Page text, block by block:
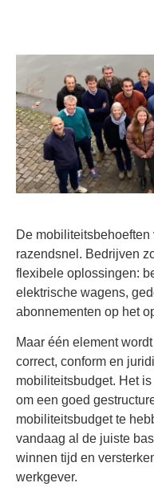
De
razendsnel. Bedrijven
flexibele oplossingen:
elektrische wagens,
abonnementen op het
Maar één element
correct, conform en
mobiliteitsbudget. Het
om een goed
mobiliteitsbudget te
vandaag al de juiste
winnen tijd en
werkgever.